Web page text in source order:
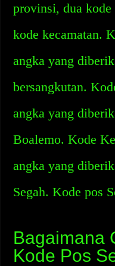
provinsi, dua kode
kode kecamatan.
angka yang
bersangkutan.
angka yang
Boalemo. Kode
angka yang
Segah. Kode pos
Bagaimana
Kode Pos